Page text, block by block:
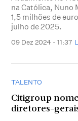
na Católica, Nuno
1,5 milhões de
julho de 2025.
09 Dez 2024 - 11:37
TALENTO
Citigroup
diretores-